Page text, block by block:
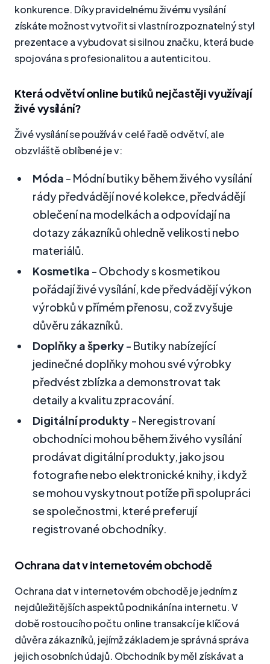
konkurence. Díky pravidelnému živému vysílání
získáte možnost vytvořit si vlastní rozpoznatelný styl
prezentace a vybudovat si silnou značku, která bude
spojována s profesionalitou a autenticitou.
Která odvětví online butiků nejčastěji využívají
živé vysílání?
Živé vysílání se používá v celé řadě odvětví, ale
obzvláště oblíbené je v:
Móda - Módní butiky během živého vysílání
rády předvádějí nové kolekce, předvádějí
oblečení na modelkách a odpovídají na
dotazy zákazníků ohledně velikosti nebo
materiálů.
Kosmetika - Obchody s kosmetikou
pořádají živé vysílání, kde předvádějí výkon
výrobků v přímém přenosu, což zvyšuje
důvěru zákazníků.
Doplňky a šperky- Butiky nabízející
jedinečné doplňky mohou své výrobky
předvést zblízka a demonstrovat tak
detaily a kvalitu zpracování.
Digitální produkty- Neregistrovaní
obchodníci mohou během živého vysílání
prodávat digitální produkty, jako jsou
fotografie nebo elektronické knihy, i když
se mohou vyskytnout potíže při spolupráci
se společnostmi, které preferují
registrované obchodníky.
Ochrana dat v internetovém obchodě
Ochrana dat v internetovém obchodě je jedním z
nejdůležitějších aspektů podnikání na internetu. V
době rostoucího počtu online transakcí je klíčová
důvěra zákazníků, jejímž základem je správná správa
jejich osobních údajů. Obchodník by měl získávat a